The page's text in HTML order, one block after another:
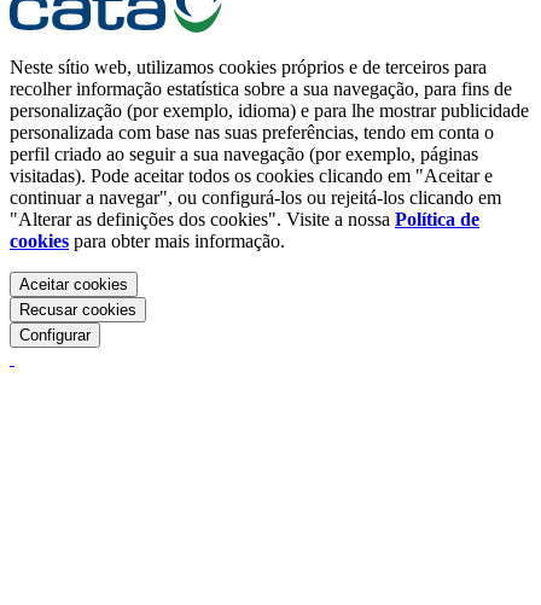
Neste sítio web, utilizamos cookies próprios e de terceiros para
recolher informação estatística sobre a sua navegação, para fins de
personalização (por exemplo, idioma) e para lhe mostrar publicidade
personalizada com base nas suas preferências, tendo em conta o
perfil criado ao seguir a sua navegação (por exemplo, páginas
visitadas). Pode aceitar todos os cookies clicando em "Aceitar e
continuar a navegar", ou configurá-los ou rejeitá-los clicando em
"Alterar as definições dos cookies". Visite a nossa Política de
cookies para obter mais informação.
Aceitar cookies
Recusar cookies
Configurar